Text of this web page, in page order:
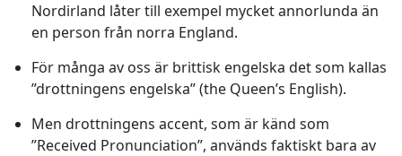
Nordirland låter till exempel mycket annorlunda än
en person från norra England.
För många av oss är brittisk engelska det som kallas
”drottningens engelska” (the Queen’s English).
Men drottningens accent, som är känd som
”Received Pronunciation”, används faktiskt bara av